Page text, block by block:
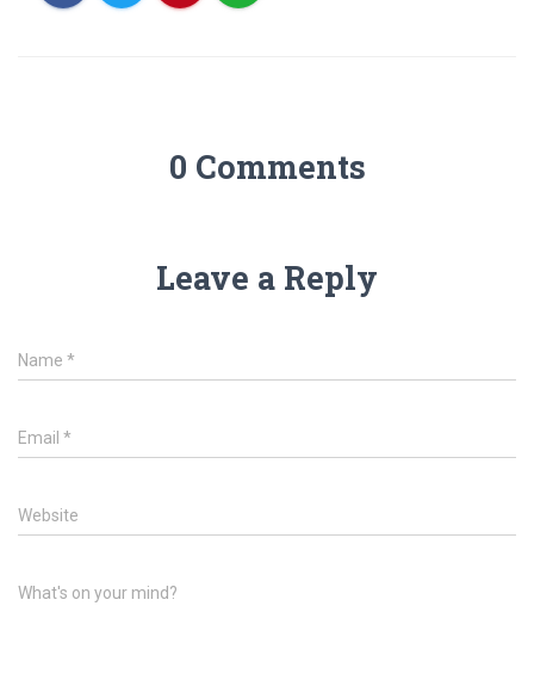
0 Comments
Leave a Reply
Name *
Email *
Website
What's on your mind?